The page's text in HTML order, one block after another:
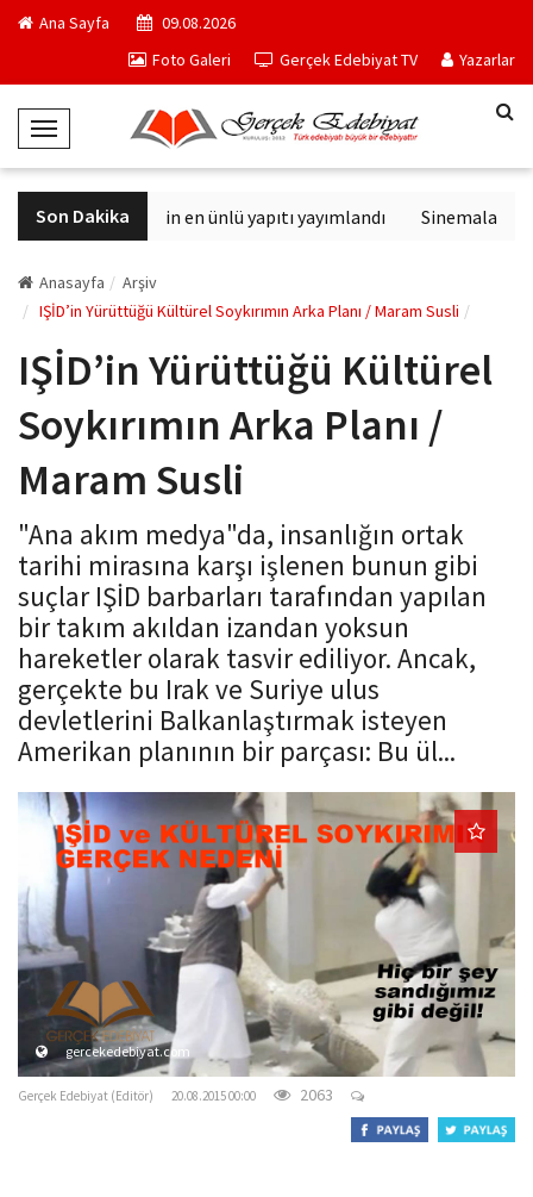
Ana Sayfa
09.08.2026
Foto Galeri
Gerçek Edebiyat TV Yazarlar
T
o
g
g
e
N
v
i
g
a
t
o
n
Son Dakika
Philip K. Dick'in en ünlü yapıtı yayımlandı Sinemalarda
Anasayfa
Arşiv
IŞİD’in Yürüttüğü Kültürel Soykırımın Arka Planı / Maram Susli
IŞİD’in Yürüttüğü Kültürel
Soykırımın Arka Planı /
Maram Susli
"Ana akım medya"da, insanlığın ortak
tarihi mirasına karşı işlenen bunun gibi
suçlar IŞİD barbarları tarafından yapılan
bir takım akıldan izandan yoksun
hareketler olarak tasvir ediliyor. Ancak,
gerçekte bu Irak ve Suriye ulus
devletlerini Balkanlaştırmak isteyen
Amerikan planının bir parçası: Bu ül...
gercekedebiyat.com
Gerçek Edebiyat (Editör) 20.08.2015 00:00 2063